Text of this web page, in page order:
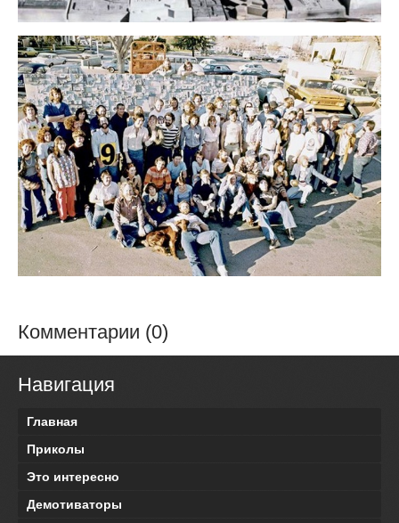
Комментарии (0)
Навигация
Главная
Приколы
Это интересно
Демотиваторы